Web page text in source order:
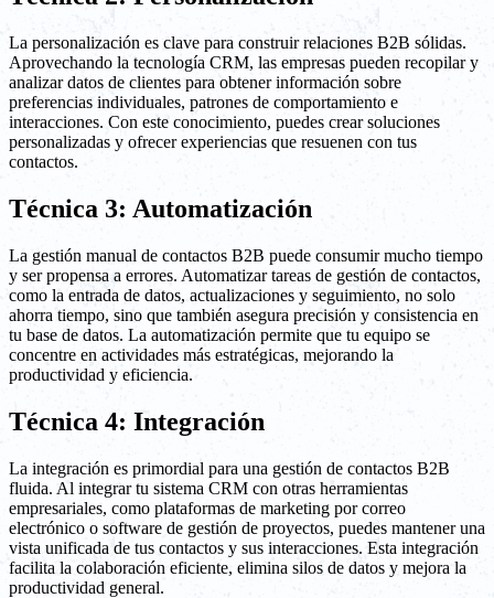
La personalización es clave para construir relaciones B2B sólidas.
Aprovechando la tecnología CRM, las empresas pueden recopilar y
analizar datos de clientes para obtener información sobre
preferencias individuales, patrones de comportamiento e
interacciones. Con este conocimiento, puedes crear soluciones
personalizadas y ofrecer experiencias que resuenen con tus
contactos.
Técnica 3: Automatización
La gestión manual de contactos B2B puede consumir mucho tiempo
y ser propensa a errores. Automatizar tareas de gestión de contactos,
como la entrada de datos, actualizaciones y seguimiento, no solo
ahorra tiempo, sino que también asegura precisión y consistencia en
tu base de datos. La automatización permite que tu equipo se
concentre en actividades más estratégicas, mejorando la
productividad y eficiencia.
Técnica 4: Integración
La integración es primordial para una gestión de contactos B2B
fluida. Al integrar tu sistema CRM con otras herramientas
empresariales, como plataformas de marketing por correo
electrónico o software de gestión de proyectos, puedes mantener una
vista unificada de tus contactos y sus interacciones. Esta integración
facilita la colaboración eficiente, elimina silos de datos y mejora la
productividad general.